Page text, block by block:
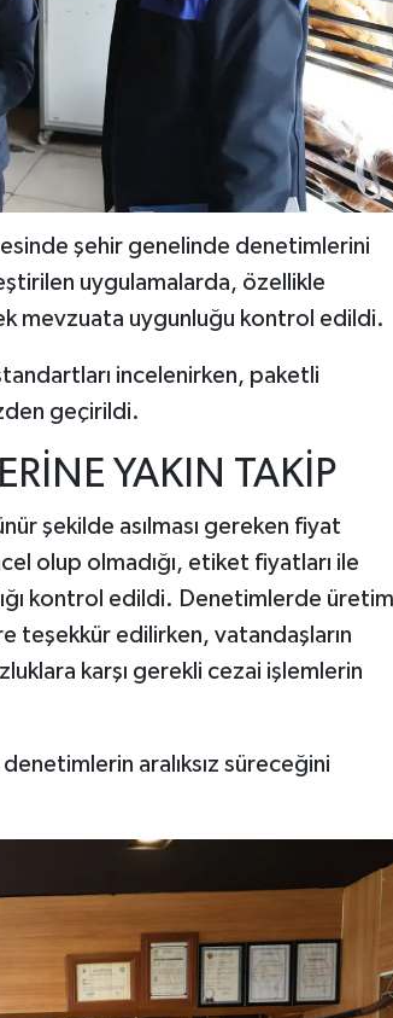
şehir genelinde denetimlerini
uygulamalarda, özellikle
mevzuata uygunluğu kontrol edildi.
incelenirken, paketli
geçirildi.
YAKIN TAKİP
şekilde asılması gereken fiyat
olup olmadığı, etiket fiyatları ile
kontrol edildi. Denetimlerde üretim
teşekkür edilirken, vatandaşların
karşı gerekli cezai işlemlerin
aralıksız süreceğini